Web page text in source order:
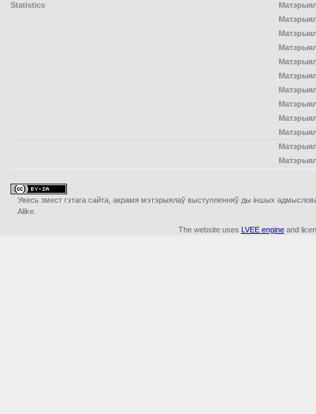
Statistics
Увесь змест гэтага сайта, акрамя мэтэрыялаў выступленняў ды iншых
Alike.
The website uses LVEE engineand